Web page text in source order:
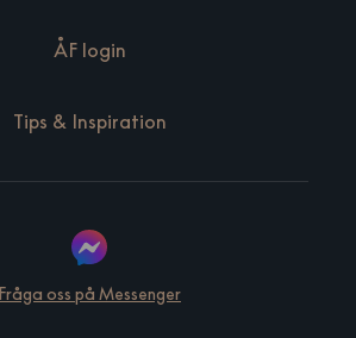
ÅF login
Tips & Inspiration
Fråga oss på Messenger